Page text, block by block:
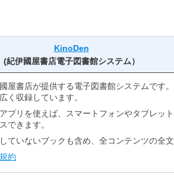
KinoDen
(紀伊國屋書店電子図書館システム）
屋書店が提供する電子図書館システムです
く収録しています。
プリを使えば、スマートフォンやタブレッ
できます。
ていないブックも含め、全コンテンツの全
約